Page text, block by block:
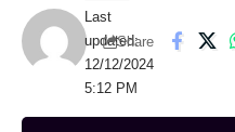
Last
updated:
12/12/2024
5:12 PM
Share